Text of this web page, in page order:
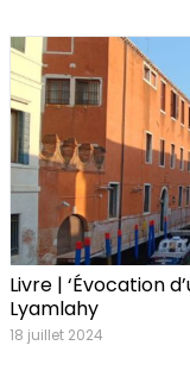
Livre | ‘Évocation
Lyamlahy
18 juillet 2024